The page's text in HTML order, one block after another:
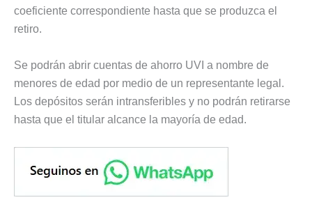
coeficiente correspondiente hasta que se produzca el
retiro.
Se podrán abrir cuentas de ahorro UVI a nombre de
menores de edad por medio de un representante legal.
Los depósitos serán intransferibles y no podrán retirarse
hasta que el titular alcance la mayoría de edad.